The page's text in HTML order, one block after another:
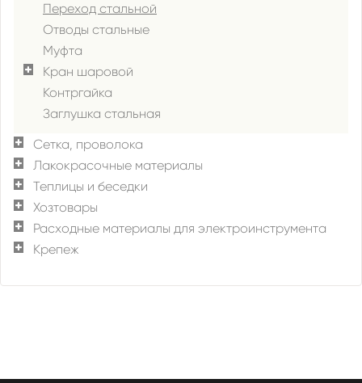
Переход стальной
Отводы стальные
Муфта
Кран шаровой
Контргайка
Заглушка стальная
Сетка, проволока
Лакокрасочные материалы
Теплицы и беседки
Хозтовары
Расходные материалы для электроинструмента
Крепеж